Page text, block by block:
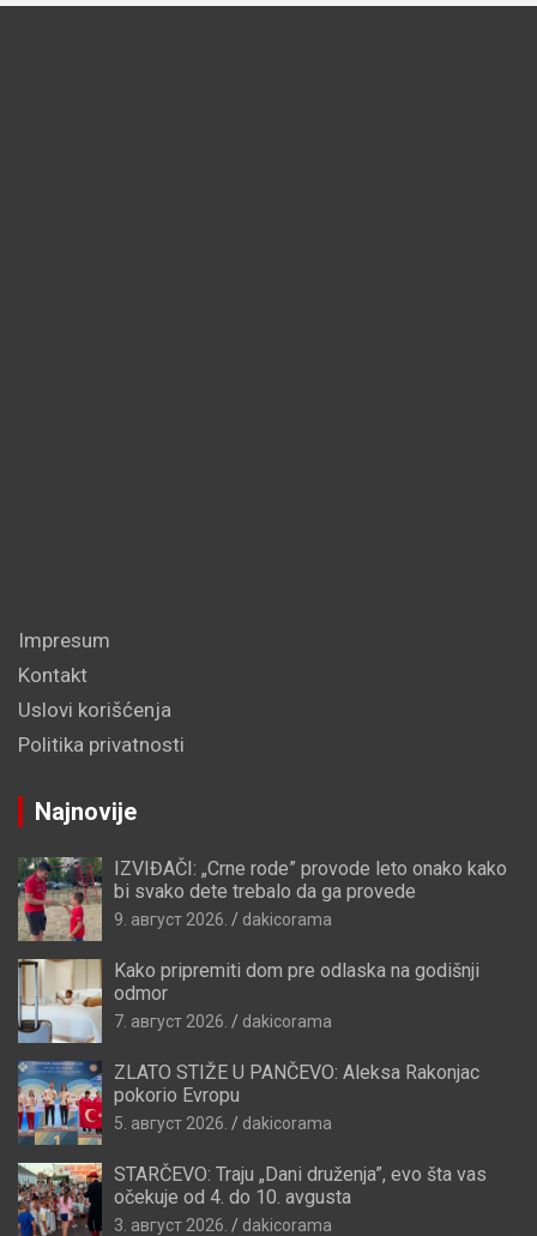
Impresum
Kontakt
Uslovi korišćenja
Politika privatnosti
Najnovije
IZVIĐAČI: „Crne rode” provode leto onako kako
bi svako dete trebalo da ga provede
9. август 2026. dakicorama
Kako pripremiti dom pre odlaska na godišnji
odmor
7. август 2026. dakicorama
ZLATO STIŽE U PANČEVO: Aleksa Rakonjac
pokorio Evropu
5. август 2026. dakicorama
STARČEVO: Traju „Dani druženja”, evo šta vas
očekuje od 4. do 10. avgusta
3. август 2026. dakicorama